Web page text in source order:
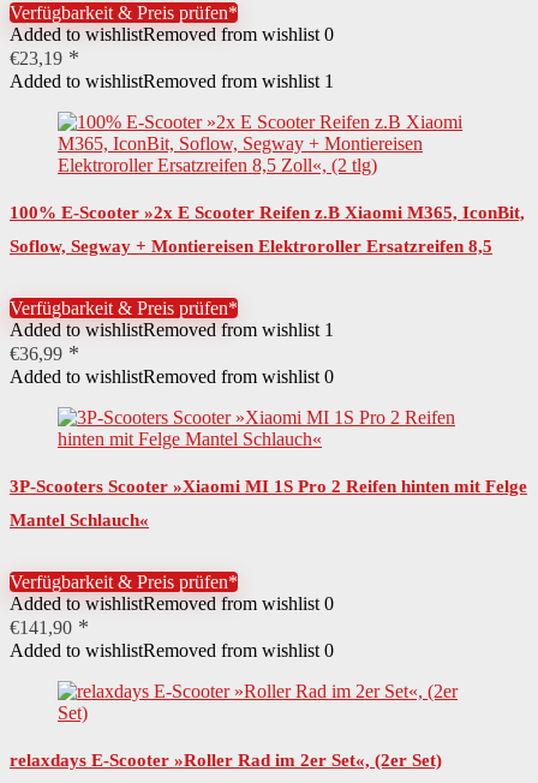
Verfügbarkeit & Preis prüfen*
Added to wishlistRemoved from wishlist 0
€23,19
Added to wishlistRemoved from wishlist 1
100% E-Scooter »2x E Scooter Reifen z.B Xiaomi M365, IconBit,
Soflow, Segway + Montiereisen Elektroroller Ersatzreifen 8,5
Verfügbarkeit & Preis prüfen*
Added to wishlistRemoved from wishlist 1
€36,99
Added to wishlistRemoved from wishlist 0
3P-Scooters Scooter »Xiaomi MI 1S Pro 2 Reifen hinten mit Felge
Mantel Schlauch«
Verfügbarkeit & Preis prüfen*
Added to wishlistRemoved from wishlist 0
€141,90
Added to wishlistRemoved from wishlist 0
relaxdays E-Scooter »Roller Rad im 2er Set«, (2er Set)